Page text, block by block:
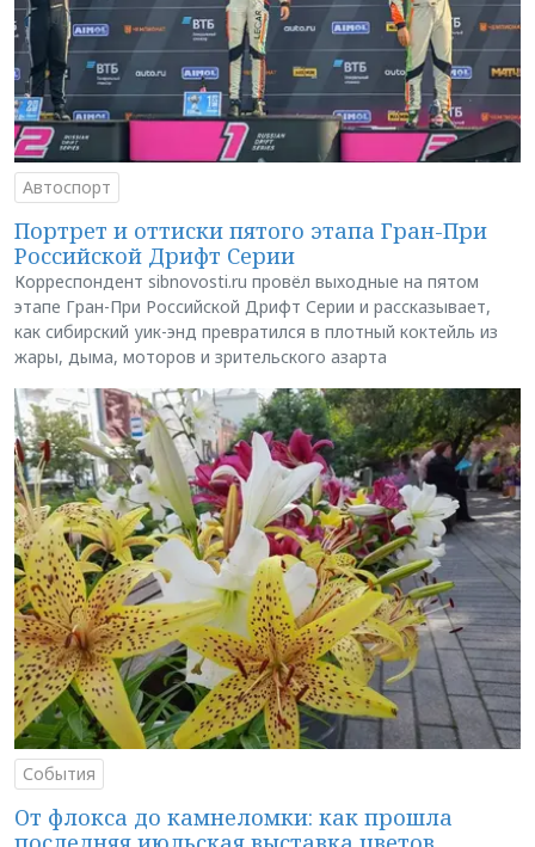
Автоспорт
Портрет и оттиски пятого этапа Гран-При
Российской Дрифт Серии
Корреспондент sibnovosti.ru провёл выходные на пятом
этапе Гран-При Российской Дрифт Серии и рассказывает,
как сибирский уик-энд превратился в плотный коктейль из
жары, дыма, моторов и зрительского азарта
События
От флокса до камнеломки: как прошла